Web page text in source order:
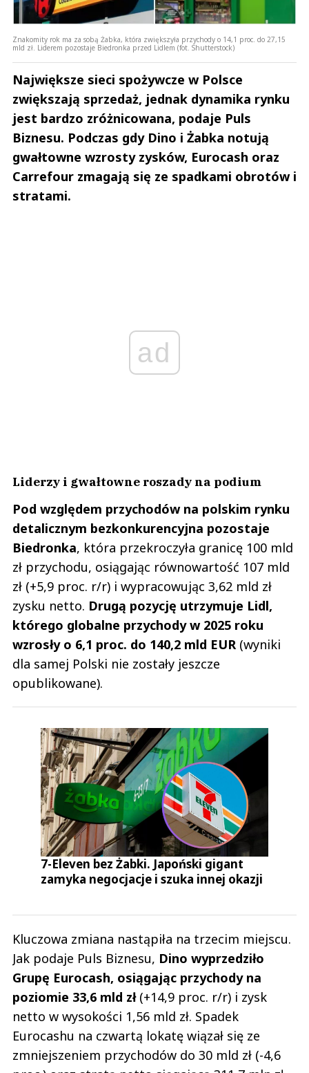
Znakomity rok ma za sobą Żabka, która zwiększyła przychody o 14,1 proc. do 27,15
mld zł. Liderem pozostaje Biedronka przed Lidlem (fot. Shutterstock)
Największe sieci spożywcze w Polsce
zwiększają sprzedaż, jednak dynamika rynku
jest bardzo zróżnicowana, podaje Puls
Biznesu. Podczas gdy Dino i Żabka notują
gwałtowne wzrosty zysków, Eurocash oraz
Carrefour zmagają się ze spadkami obrotów i
stratami.
ad
Liderzy i gwałtowne roszady na podium
Pod względem przychodów na polskim rynku
detalicznym bezkonkurencyjna pozostaje
Biedronka, która przekroczyła granicę 100 mld
zł przychodu, osiągając równowartość 107 mld
zł (+5,9 proc. r/r) i wypracowując 3,62 mld zł
zysku netto. Drugą pozycję utrzymuje Lidl,
którego globalne przychody w 2025 roku
wzrosły o 6,1 proc. do 140,2 mld EUR (wyniki
dla samej Polski nie zostały jeszcze
opublikowane).
7-Eleven bez Żabki. Japoński gigant
zamyka negocjacje i szuka innej okazji
Kluczowa zmiana nastąpiła na trzecim miejscu.
Jak podaje Puls Biznesu, Dino wyprzedziło
Grupę Eurocash, osiągając przychody na
poziomie 33,6 mld zł (+14,9 proc. r/r) i zysk
netto w wysokości 1,56 mld zł. Spadek
Eurocashu na czwartą lokatę wiązał się ze
zmniejszeniem przychodów do 30 mld zł (-4,6